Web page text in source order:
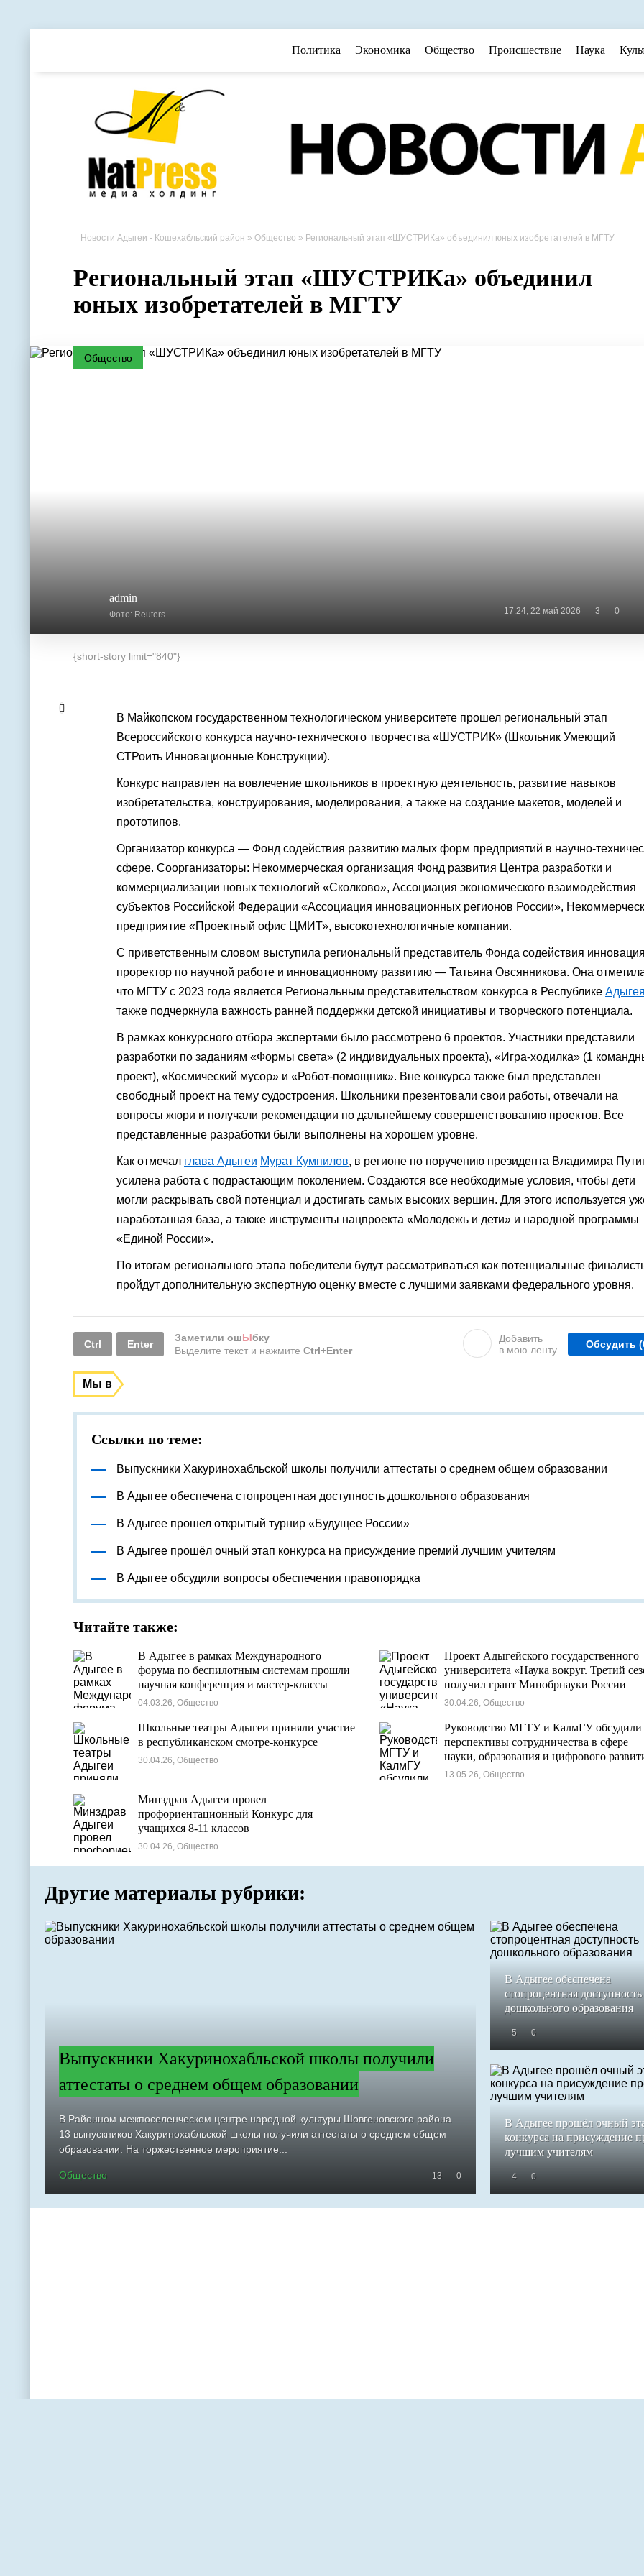
Политика Экономика Общество Происшествие Наука
Новости Адыгеи - Кошехабльский район » Общество » Региональный этап «ШУСТРИКа» объединил юных изобретателей в МГТУ
Региональный этап «ШУСТРИКа» объединил
юных изобретателей в МГТУ
Общество
admin
Фото: Reuters 17:24, 22 май 2026 3 0
{short-story limit="840"}
В Майкопском государственном технологическом университете прошел региональный этап
Всероссийского конкурса научно-технического творчества «ШУСТРИК» (Школьник Умеющий
СТРоить Инновационные Конструкции).
Конкурс направлен на вовлечение школьников в проектную деятельность, развитие навыков
изобретательства, конструирования, моделирования, а также на создание макетов, моделей и
прототипов.
Организатор конкурса — Фонд содействия развитию малых форм предприятий в научно-
сфере. Соорганизаторы: Некоммерческая организация Фонд развития Центра разработки и
коммерциализации новых технологий «Сколково», Ассоциация экономического взаимодействия
субъектов Российской Федерации «Ассоциация инновационных регионов России»,
предприятие «Проектный офис ЦМИТ», высокотехнологичные компании.
С приветственным словом выступила региональный представитель Фонда содействия
проректор по научной работе и инновационному развитию — Татьяна Овсянникова. Она
что МГТУ с 2023 года является Региональным представительством конкурса в Республике
также подчеркнула важность ранней поддержки детской инициативы и творческого потенциала.
В рамках конкурсного отбора экспертами было рассмотрено 6 проектов. Участники представили
разработки по заданиям «Формы света» (2 индивидуальных проекта), «Игра-ходилка» (1
проект), «Космический мусор» и «Робот-помощник». Вне конкурса также был представлен
свободный проект на тему судостроения. Школьники презентовали свои работы, отвечали на
вопросы жюри и получали рекомендации по дальнейшему совершенствованию проектов. Все
представленные разработки были выполнены на хорошем уровне.
Как отмечал глава Адыгеи Мурат Кумпилов, в регионе по поручению президента Владимира
усилена работа с подрастающим поколением. Создаются все необходимые условия, чтобы дети
могли раскрывать свой потенциал и достигать самых высоких вершин. Для этого используется
наработанная база, а также инструменты нацпроекта «Молодежь и дети» и народной программы
«Единой России».
По итогам регионального этапа победители будут рассматриваться как потенциальные
пройдут дополнительную экспертную оценку вместе с лучшими заявками федерального уровня.
Ctrl Enter
Заметили ошЫбку
Выделите текст и нажмите Ctrl+Enter
Добавить
в мою ленту
Обсудить
Мы в
Ссылки по теме:
Выпускники Хакуринохабльской школы получили аттестаты о среднем общем образовании
В Адыгее обеспечена стопроцентная доступность дошкольного образования
В Адыгее прошел открытый турнир «Будущее России»
В Адыгее прошёл очный этап конкурса на присуждение премий лучшим учителям
В Адыгее обсудили вопросы обеспечения правопорядка
Читайте также:
В Адыгее в рамках Международного
форума по беспилотным системам прошли
научная конференция и мастер-классы
04.03.26, Общество
Проект Адыгейского государственного
университета «Наука вокруг. Третий
получил грант Минобрнауки России
30.04.26, Общество
Школьные театры Адыгеи приняли участие
в республиканском смотре-конкурсе
30.04.26, Общество
Руководство МГТУ и КалмГУ обсудили
перспективы сотрудничества в сфере
науки, образования и цифрового
13.05.26, Общество
Минздрав Адыгеи провел
профориентационный Конкурс для
учащихся 8-11 классов
30.04.26, Общество
Другие материалы рубрики:
Выпускники Хакуринохабльской школы получили
аттестаты о среднем общем образовании
В Районном межпоселенческом центре народной культуры Шовгеновского района
13 выпускников Хакуринохабльской школы получили аттестаты о среднем общем
образовании. На торжественное мероприятие...
Общество 13 0
В Адыгее обеспечена
стопроцентная доступность
дошкольного образования
5 0
В Адыгее прошёл очный
конкурса на присуждение
лучшим учителям
4 0